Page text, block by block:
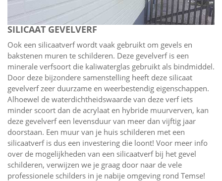
SILICAAT GEVELVERF
Ook een silicaatverf wordt vaak gebruikt om gevels en
bakstenen muren te schilderen. Deze gevelverf is een
minerale verfsoort die kaliwaterglas gebruikt als bindmiddel.
Door deze bijzondere samenstelling heeft deze silicaat
gevelverf zeer duurzame en weerbestendig eigenschappen.
Alhoewel de waterdichtheidswaarde van deze verf iets
minder scoort dan de acrylaat en hybride muurverven, kan
deze gevelverf een levensduur van meer dan vijftig jaar
doorstaan. Een muur van je huis schilderen met een
silicaatverf is dus een investering die loont! Voor meer info
over de mogelijkheden van een silicaatverf bij het gevel
schilderen, verwijzen we je graag door naar de vele
professionele schilders in je nabije omgeving rond Temse!